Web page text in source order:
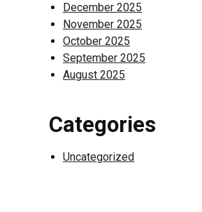
December 2025
November 2025
October 2025
September 2025
August 2025
Categories
Uncategorized